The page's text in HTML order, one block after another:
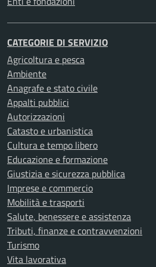
CATEGORIE DI SERVIZIO
Agricoltura e pesca
Ambiente
Anagrafe e stato civile
Appalti pubblici
Autorizzazioni
Catasto e urbanistica
Cultura e tempo libero
Educazione e formazione
Giustizia e sicurezza pubblica
Imprese e commercio
Mobilità e trasporti
Salute, benessere e assistenza
Tributi, finanze e contravvenzioni
Turismo
Vita lavorativa